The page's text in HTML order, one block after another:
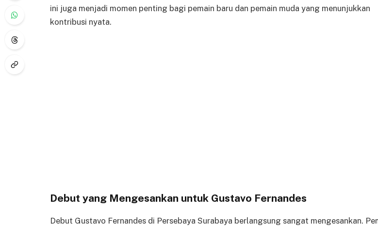
ini juga menjadi momen penting bagi pemain baru dan pemain muda yang menunjukkan
kontribusi nyata.
Debut yang Mengesankan untuk Gustavo Fernandes
Debut Gustavo Fernandes di Persebaya Surabaya berlangsung sangat mengesankan.